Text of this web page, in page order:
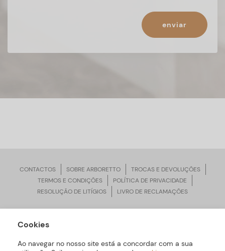
enviar
CONTACTOS SOBRE ARBORETTO
TROCAS E DEVOLUÇÕES
TERMOS E CONDIÇÕES
POLÍTICA DE PRIVACIDADE
RESOLUÇÃO DE LITÍGIOS
LIVRO DE RECLAMAÇÕES
ARBORETTO © Todos os Direitos Reservados | Desenvolvido por
Cookies
Ao navegar no nosso site está a concordar com a sua